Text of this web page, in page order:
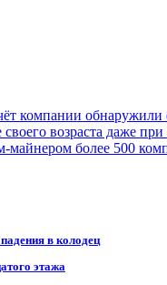
компании
возраста даже
майнером более 500
в колодец
этажа